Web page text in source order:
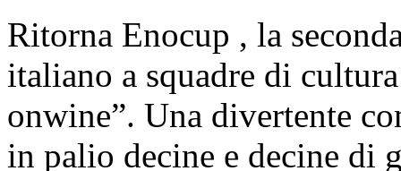
Ritorna Enocup , la
italiano a squadre di
onwine”. Una divertente
in palio decine e decine di